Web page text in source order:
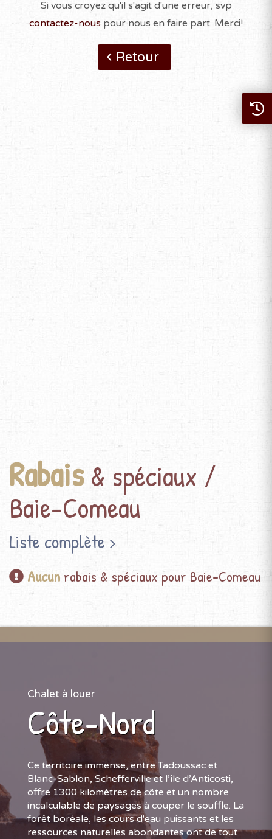
Si vous croyez qu'il s'agit d'une erreur, svp
contactez-nous pour nous en faire part. Merci!
Retour
Rabais& spéciaux /
Baie-Comeau
Liste complète
Aucun rabais & spéciaux pour Baie-Comeau
Chalet à louer
Côte-Nord
Ce territoire immense, entre Tadoussac et
Blanc-Sablon, Schefferville et l’île d’Anticosti,
offre 1300 kilomètres de côte et un nombre
incalculable de paysages à couper le souffle. La
forêt boréale, les cours d'eau puissants et les
ressources naturelles abondantes ont de tout